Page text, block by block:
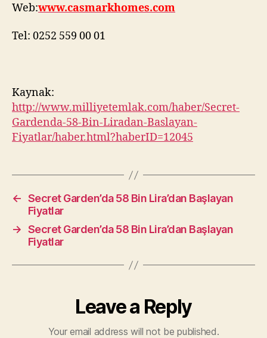
Web:www.casmarkhomes.com
Tel: 0252 559 00 01
Kaynak:
http://www.milliyetemlak.com/haber/Secret-
Gardenda-58-Bin-Liradan-Baslayan-
Fiyatlar/haber.html?haberID=12045
← Secret Garden’da 58 Bin Lira’dan Başlayan
Fiyatlar
→ Secret Garden’da 58 Bin Lira’dan Başlayan
Fiyatlar
Leave a Reply
Your email address will not be published.